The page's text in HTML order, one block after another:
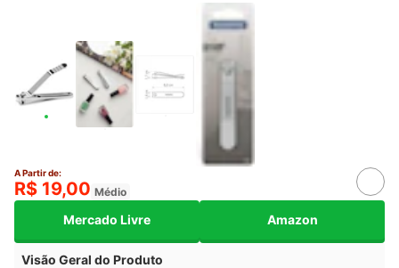
A Partir de:
R$ 19,00 Médio
Mercado Livre Amazon
Visão Geral do Produto